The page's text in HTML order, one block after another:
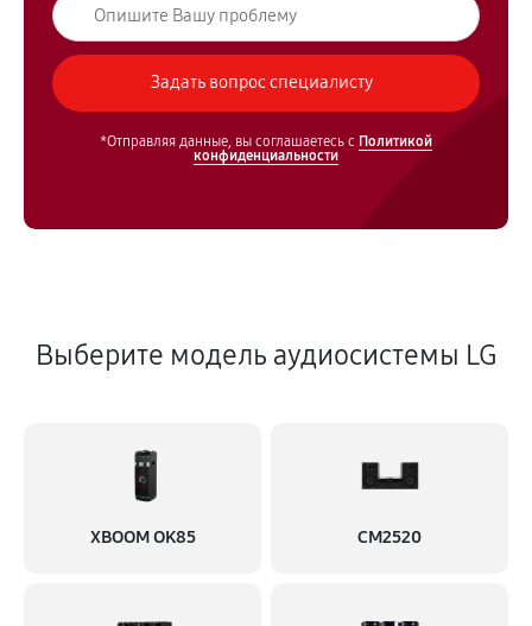
*Отправляя данные, вы соглашаетесь с Политикой
конфиденциальности
Выберите модель аудиосистемы LG
XBOOM OK85 CM2520